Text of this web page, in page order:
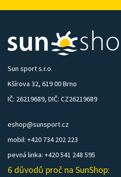
Sun sport s.r.o.
Kšírova 32, 619 00 Brno
IČ: 26219689, DIČ: CZ26219689
eshop@sunsport.cz
mobil: +420 734 202 223
pevná linka: +420 541 248 595
6 důvodů proč na SunShop: